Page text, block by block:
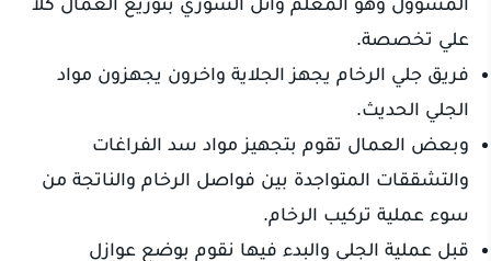
علي تخصصة.
فريق جلي الرخام يجهز الجلاية واخرون يجهزون مواد
الجلي الحديث.
وبعض العمال تقوم بتجهيز مواد سد الفراغات
والتشققات المتواجدة بين فواصل الرخام والناتجة من
سوء عملية تركيب الرخام.
قبل عملية الجلي والبدء فيها نقوم بوضع عوازل